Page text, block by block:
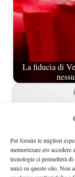
Per fornire le migliori
memorizzare e/o
tecnologie ci permetterà
unici su questo sito. Non
La fiducia di